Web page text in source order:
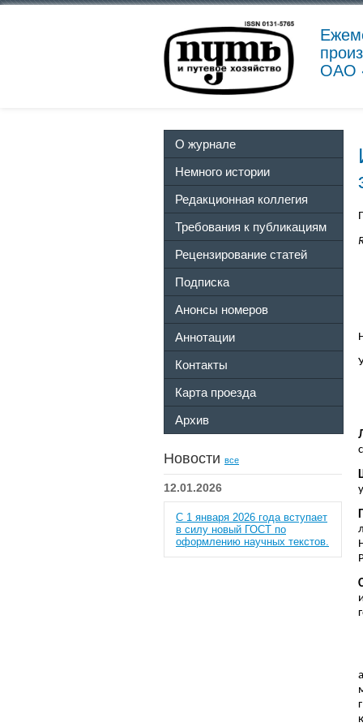
ОАО
О журнале
Немного истории
Редакционная коллегия
Требования к публикациям
Рецензирование статей
Подписка
Анонсы номеров
Аннотации
Контакты
Карта проезда
Архив
Новости все
12.01.2026
С 1 января 2026 года вступает
в силу новый ГОСТ по
оформлению научных текстов.